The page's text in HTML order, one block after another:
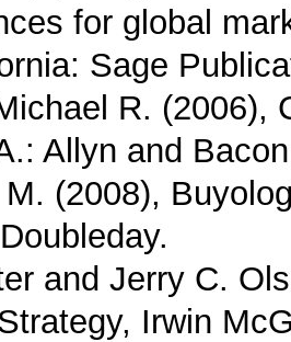
for global
Sage
R. (2006),
Allyn and
(2008),
and Jerry C.
Irwin